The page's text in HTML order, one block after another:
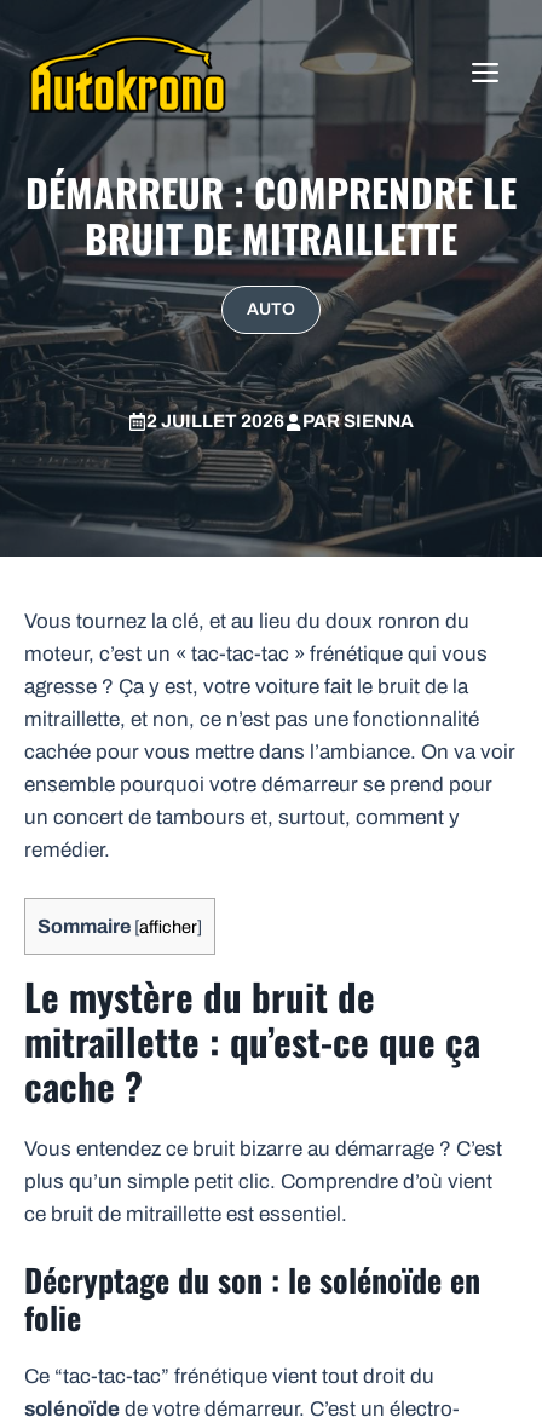
au
contenu
DÉMARREUR : COMPRENDRE LE
BRUIT DE MITRAILLETTE
AUTO
2 JUILLET 2026 PARSIENNA
Vous tournez la clé, et au lieu du doux ronron du
moteur, c’est un « tac-tac-tac » frénétique qui vous
agresse ? Ça y est, votre voiture fait le bruit de la
mitraillette, et non, ce n’est pas une fonctionnalité
cachée pour vous mettre dans l’ambiance. On va voir
ensemble pourquoi votre démarreur se prend pour
un concert de tambours et, surtout, comment y
remédier.
Sommaire [afficher]
Le mystère du bruit de
mitraillette : qu’est-ce que ça
cache ?
Vous entendez ce bruit bizarre au démarrage ? C’est
plus qu’un simple petit clic. Comprendre d’où vient
ce bruit de mitraillette est essentiel.
Décryptage du son : le solénoïde en
folie
Ce “tac-tac-tac” frénétique vient tout droit du
solénoïde de votre démarreur. C’est un électro-